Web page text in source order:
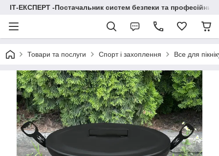
ІТ-ЕКСПЕРТ -Постачальник систем безпеки та професійних
Товари та послуги Спорт і захоплення Все для